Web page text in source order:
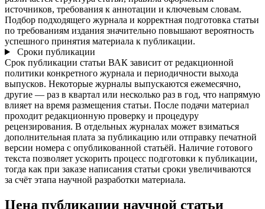
источников, требования к аннотации и ключевым словам.
Подбор подходящего журнала и корректная подготовка статьи
по требованиям издания значительно повышают вероятность
успешного принятия материала к публикации.
Сроки публикации
Срок публикации статьи ВАК зависит от редакционной
политики конкретного журнала и периодичности выхода
выпусков. Некоторые журналы выпускаются ежемесячно,
другие — раз в квартал или несколько раз в год, что напрямую
влияет на время размещения статьи. После подачи материал
проходит редакционную проверку и процедуру
рецензирования. В отдельных журналах может взиматься
дополнительная плата за публикацию или отправку печатной
версии номера с опубликованной статьёй. Наличие готового
текста позволяет ускорить процесс подготовки к публикации,
тогда как при заказе написания статьи сроки увеличиваются
за счёт этапа научной разработки материала.
Цена публикации научной статьи